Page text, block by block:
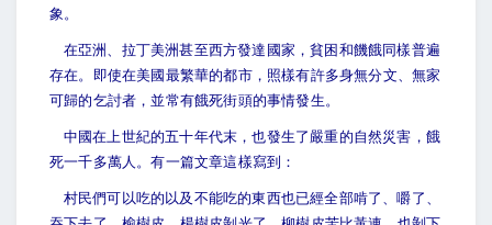
象。
在亞洲、拉丁美洲甚至西方發達國家，貧困和饑餓同樣普遍
存在。即使在美國最繁華的都市，照樣有許多身無分文、無家
可歸的乞討者，並常有餓死街頭的事情發生。
中國在上世紀的五十年代末，也發生了嚴重的自然災害，餓
死一千多萬人。有一篇文章這樣寫到：
村民們可以吃的以及不能吃的東西也已經全部啃了、嚼了、